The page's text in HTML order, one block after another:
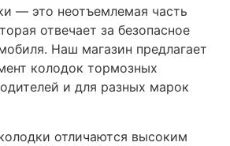
— это неотъемлемая часть
отвечает за безопасное
Наш магазин предлагает
колодок тормозных
и для разных марок
отличаются высоким